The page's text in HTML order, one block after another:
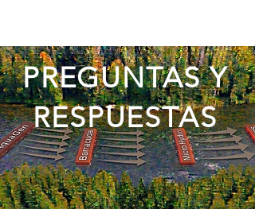
PREGUNTAS Y
RESPUESTAS